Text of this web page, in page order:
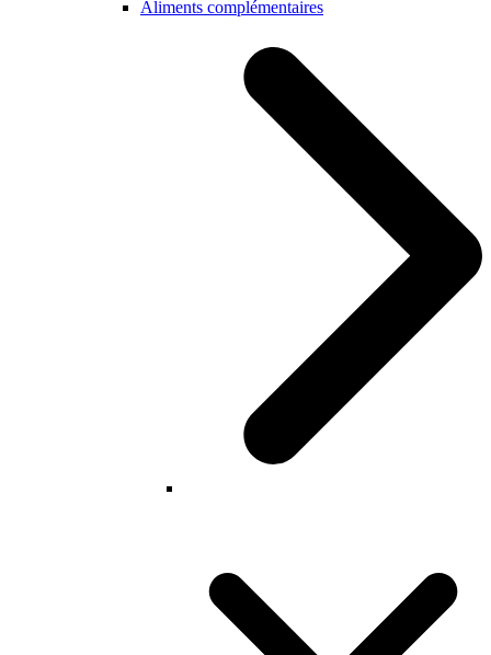
Aliments complémentaires